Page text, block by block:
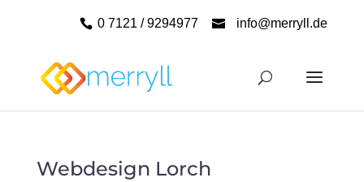
0 7121 / 9294977 info@merryll.de
Webdesign Lorch